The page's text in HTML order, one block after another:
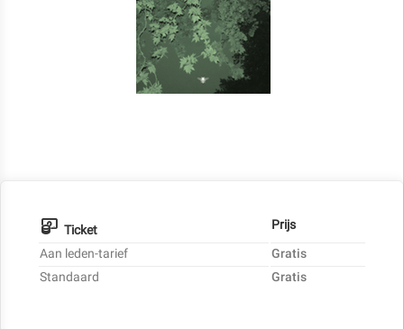
Ticket
Prijs
Aan leden-tarief
Gratis
Standaard
Gratis